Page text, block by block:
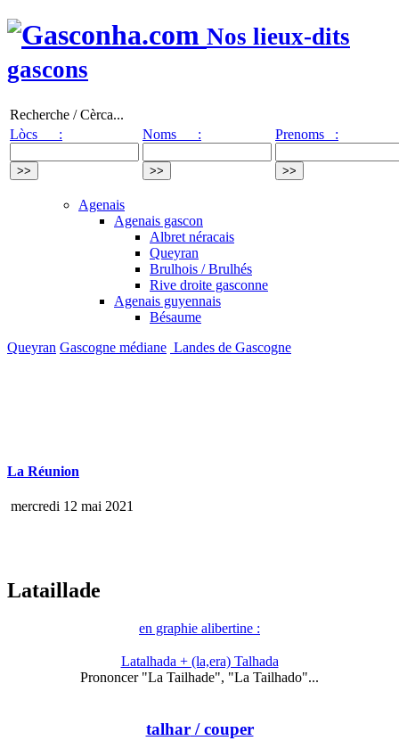
Nos lieux-dits
gascons
Recherche / Cèrca...
Lòcs :
Noms : Prenoms :
Agenais
Agenais gascon
Albret néracais
Queyran
Brulhois / Brulhés
Rive droite gasconne
Agenais guyennais
Bésaume
Queyran Gascogne médiane Landes de Gascogne
La Réunion
mercredi 12 mai 2021
Lataillade
en graphie alibertine :
Latalhada + (la,era) Talhada
Prononcer "La Tailhade", "La Tailhado"...
talhar/ couper